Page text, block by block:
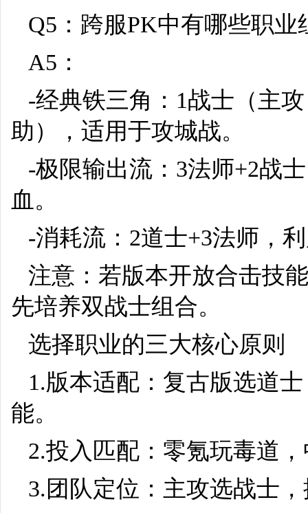
Q5：跨服PK中有哪些职业
A5：
-经典铁三角：1战士（主
助），适用于攻城战。
-极限输出流：3法师+2战
血。
-消耗流：2道士+3法师，
注意：若版本开放合击技
先培养双战士组合。
选择职业的三大核心原则
1.版本适配：复古版选道
能。
2.投入匹配：零氪玩毒道
3.团队定位：主攻选战士